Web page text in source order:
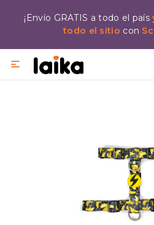
¡Envío GRATIS a todo el país
todo el sitio con
